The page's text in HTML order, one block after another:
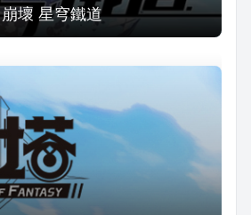
崩壞 星穹鐵道